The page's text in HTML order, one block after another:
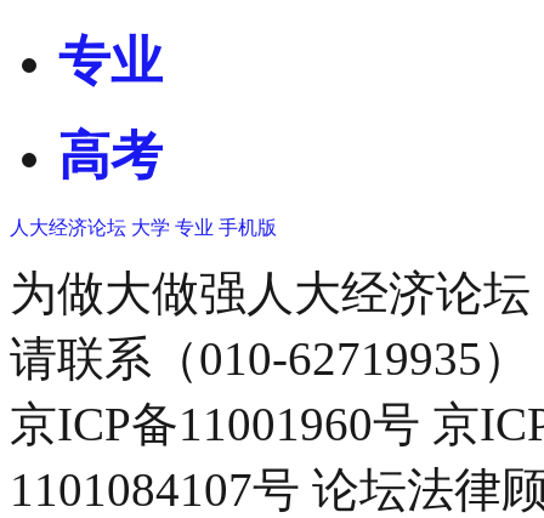
专业
高考
人大经济论坛 大学 专业 手机版
为做大做强人大经济论
请联系（010-62719935）
京ICP备11001960号 京
1101084107号 论坛法律